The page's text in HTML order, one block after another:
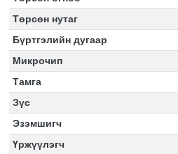
Төрсөн нутаг
Бүртгэлийн дугаар
Микрочип
Тамга
Зүс
Эзэмшигч
Үржүүлэгч